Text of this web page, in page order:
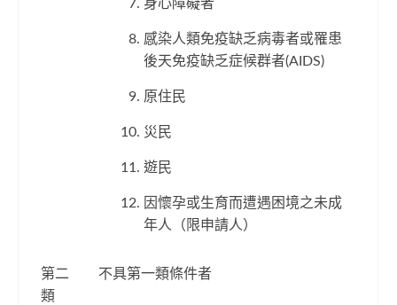
身心障礙者
感染人類免疫缺乏病毒者或罹患
後天免疫缺乏症候群者(AIDS)
原住民
災民
遊民
因懷孕或生育而遭遇困境之未成
年人（限申請人）
第二
類
不具第一類條件者